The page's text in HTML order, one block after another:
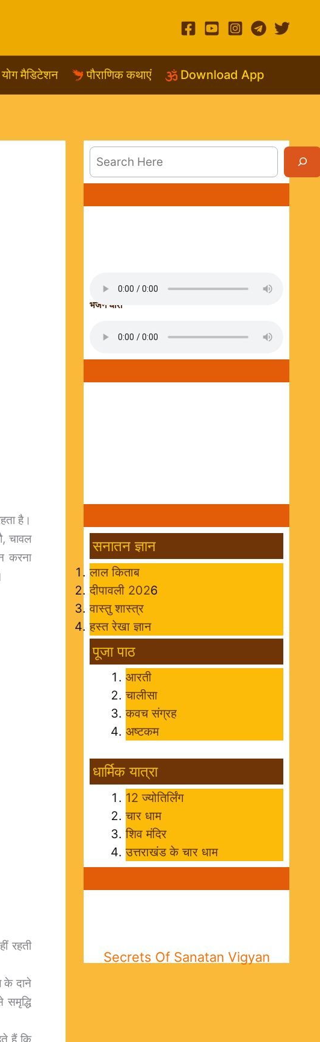
योग मैडिटेशन पौराणिक कथाएं Download App
है।
चावल
करना
रहती
के दाने
हैं कि
भजन धारा
सनातन ज्ञान
लाल किताब
दीपावली 2026
वास्तु शास्त्र
हस्त रेखा ज्ञान
पूजा पाठ
आरती
चालीसा
कवच संग्रह
अष्टकम
धार्मिक यात्रा
12 ज्योतिर्लिंग
चार धाम
शिव मंदिर
उत्तराखंड के चार धाम
Secrets Of Sanatan Vigyan